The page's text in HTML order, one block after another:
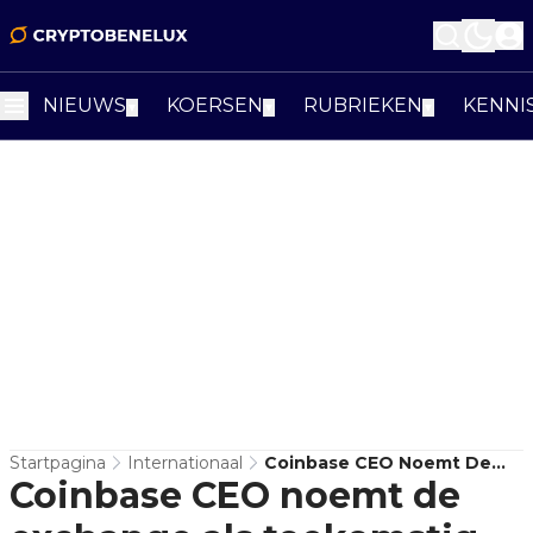
NIEUWS KOERSEN RUBRIEKEN
Startpagina Internationaal
Coinbase CEO Noemt De
Exchange Als Toekomstig
Primair Financieel Account
Coinbase CEO noemt de